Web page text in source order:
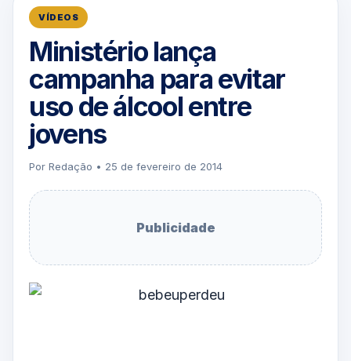
VÍDEOS
Ministério lança
campanha para evitar
uso de álcool entre
jovens
Por Redação • 25 de fevereiro de 2014
Publicidade